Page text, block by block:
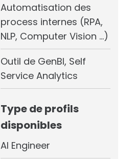
Automatisation des
process internes (RPA,
NLP, Computer Vision …)
Outil de GenBI, Self
Service Analytics
Type de profils
disponibles
AI Engineer